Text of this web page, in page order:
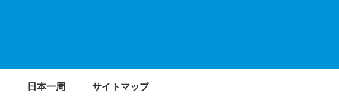
日本一周 サイトマップ